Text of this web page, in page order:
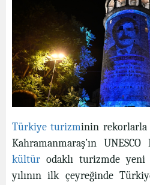
Türkiye turizminin rekorlarla
Kahramanmaraş’ın
kültür odaklı turizmde yeni
yılının ilk çeyreğinde